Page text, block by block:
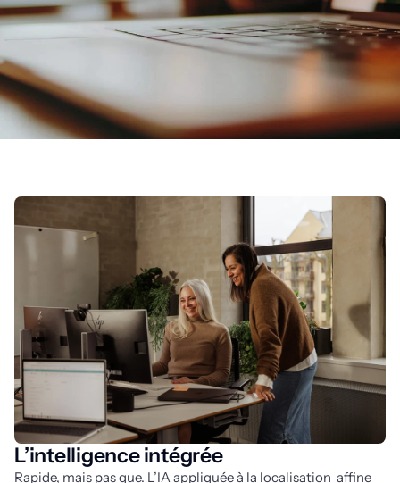
L’intelligence intégrée
Rapide, mais pas que. L’IA appliquée à la localisation  affine